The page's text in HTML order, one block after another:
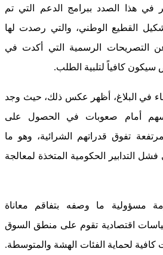
في هذا الصدد ببرامج الدعم التي تم
القطيع الوطني، والتي رصدت لها
التصريحات الرسمية التي أكدت في
كافياً لتلبية الطلب.
في البلاغ، أظهر عكس ذلك، حيث وجد
أمام صعوبات في الحصول على
تفوق قدراتهم الشرائية، وهو ما
التدابير الحكومية المتخذة لمعالجة
مسؤولية ما وصفه بتفاقم معاناة
سياسات اقتصادية تقوم على منطق السوق
كافية لحماية الفئات الهشة والمتوسطة.